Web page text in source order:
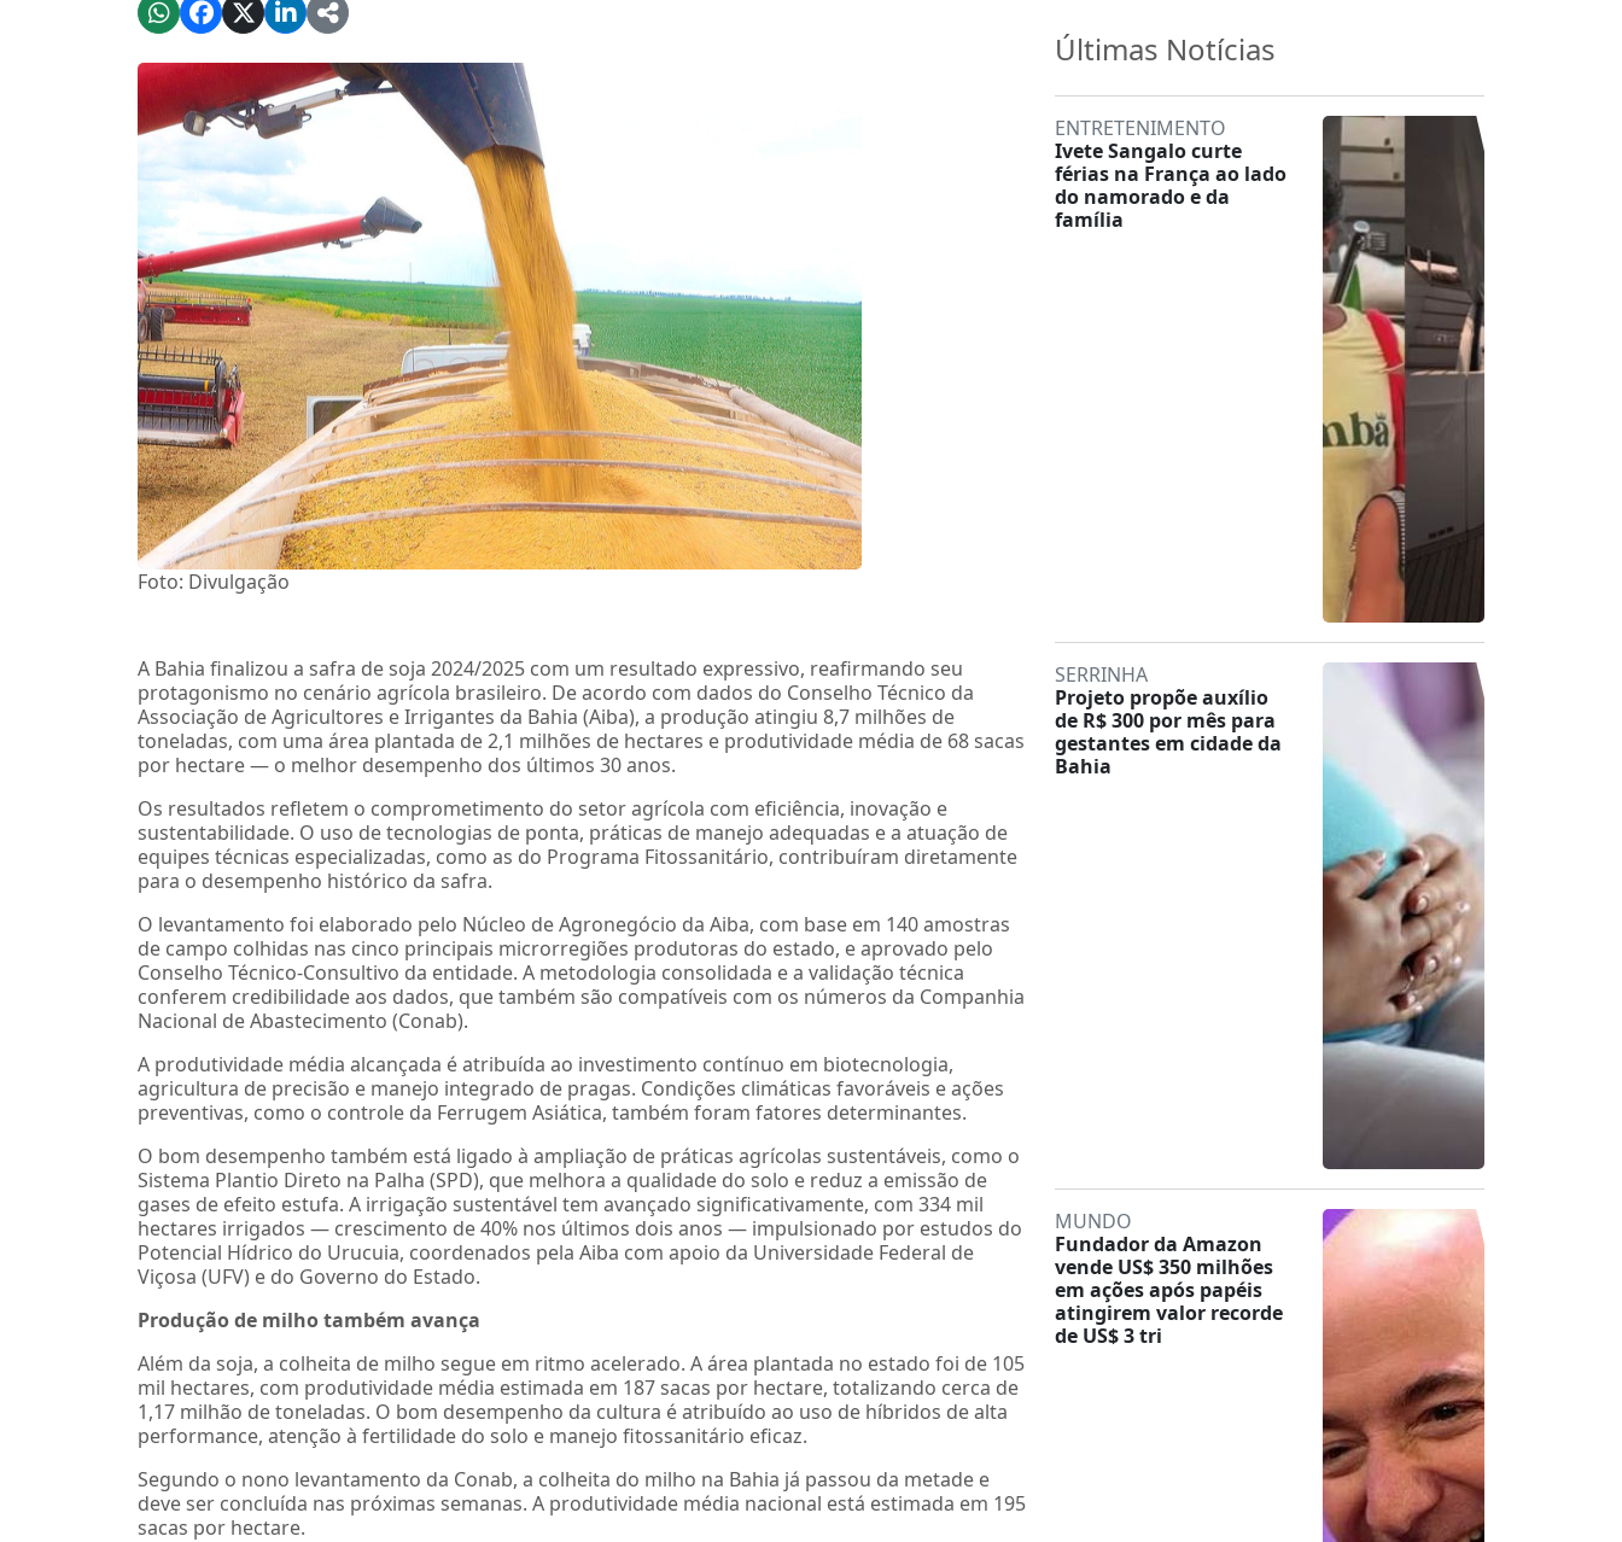
Foto: Divulgação
A Bahia finalizou a safra de soja 2024/2025 com um resultado expressivo, reafirmando seu
protagonismo no cenário agrícola brasileiro. De acordo com dados do Conselho Técnico da
Associação de Agricultores e Irrigantes da Bahia (Aiba), a produção atingiu 8,7 milhões de
toneladas, com uma área plantada de 2,1 milhões de hectares e produtividade média de 68 sacas
por hectare — o melhor desempenho dos últimos 30 anos.
Os resultados refletem o comprometimento do setor agrícola com eficiência, inovação e
sustentabilidade. O uso de tecnologias de ponta, práticas de manejo adequadas e a atuação de
equipes técnicas especializadas, como as do Programa Fitossanitário, contribuíram diretamente
para o desempenho histórico da safra.
O levantamento foi elaborado pelo Núcleo de Agronegócio da Aiba, com base em 140 amostras
de campo colhidas nas cinco principais microrregiões produtoras do estado, e aprovado pelo
Conselho Técnico-Consultivo da entidade. A metodologia consolidada e a validação técnica
conferem credibilidade aos dados, que também são compatíveis com os números da Companhia
Nacional de Abastecimento (Conab).
A produtividade média alcançada é atribuída ao investimento contínuo em biotecnologia,
agricultura de precisão e manejo integrado de pragas. Condições climáticas favoráveis e ações
preventivas, como o controle da Ferrugem Asiática, também foram fatores determinantes.
O bom desempenho também está ligado à ampliação de práticas agrícolas sustentáveis, como o
Sistema Plantio Direto na Palha (SPD), que melhora a qualidade do solo e reduz a emissão de
gases de efeito estufa. A irrigação sustentável tem avançado significativamente, com 334 mil
hectares irrigados — crescimento de 40% nos últimos dois anos — impulsionado por estudos do
Potencial Hídrico do Urucuia, coordenados pela Aiba com apoio da Universidade Federal de
Viçosa (UFV) e do Governo do Estado.
Produção de milho também avança
Além da soja, a colheita de milho segue em ritmo acelerado. A área plantada no estado foi de 105
mil hectares, com produtividade média estimada em 187 sacas por hectare, totalizando cerca de
1,17 milhão de toneladas. O bom desempenho da cultura é atribuído ao uso de híbridos de alta
performance, atenção à fertilidade do solo e manejo fitossanitário eficaz.
Segundo o nono levantamento da Conab, a colheita do milho na Bahia já passou da metade e
deve ser concluída nas próximas semanas. A produtividade média nacional está estimada em 195
sacas por hectare.
Últimas Notícias
ENTRETENIMENTO
Ivete Sangalo curte
férias na França ao lado
do namorado e da
família
SERRINHA
Projeto propõe auxílio
de R$ 300 por mês para
gestantes em cidade da
Bahia
MUNDO
Fundador da Amazon
vende US$ 350 milhões
em ações após papéis
atingirem valor recorde
de US$ 3 tri